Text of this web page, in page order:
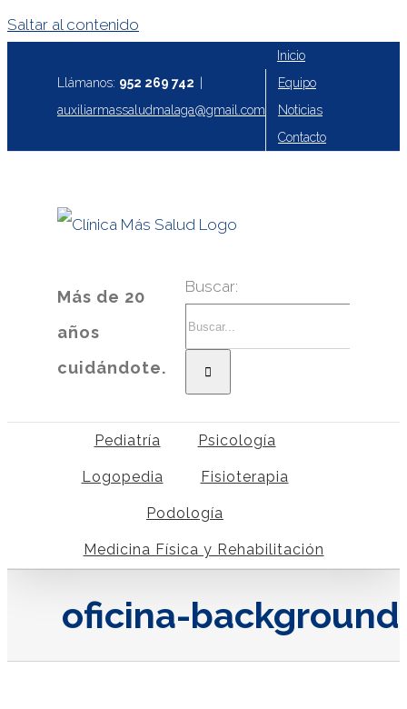
Saltar al contenido
Llámanos: 952 269 742
auxiliarmassaludmalaga@gmail.com
Inicio
Equipo
Noticias
Contacto
Más de 20
años
cuidándote.
Buscar:
Pediatría Psicología
Logopedia Fisioterapia
Podología
Medicina Física y Rehabilitación
oficina-background